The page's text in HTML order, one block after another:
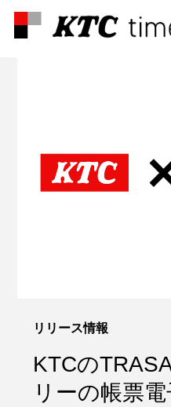
リリース情報
KTCの
リーの帳票